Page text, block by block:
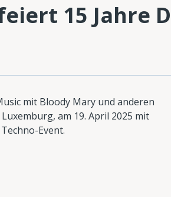
15 Jahre
mit Bloody Mary und anderen
am 19. April 2025 mit
Event.